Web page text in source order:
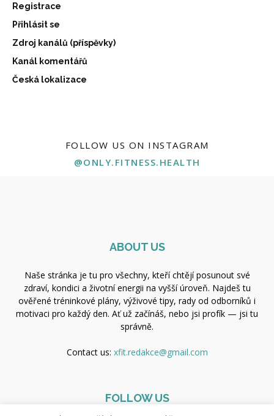
Registrace
Přihlásit se
Zdroj kanálů (příspěvky)
Kanál komentářů
Česká lokalizace
FOLLOW US ON INSTAGRAM
@ONLY.FITNESS.HEALTH
ABOUT US
Naše stránka je tu pro všechny, kteří chtějí posunout své
zdraví, kondici a životní energii na vyšší úroveň. Najdeš tu
ověřené tréninkové plány, výživové tipy, rady od odborníků i
motivaci pro každý den. Ať už začínáš, nebo jsi profík — jsi tu
správně.
Contact us: xfit.redakce@gmail.com
FOLLOW US